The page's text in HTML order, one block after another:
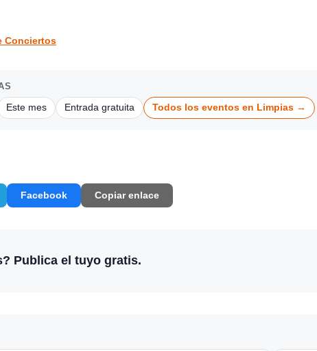
Conciertos
Este mes Entrada gratuita Todos los eventos en Limpias →
Facebook Copiar enlace
Publica el tuyo gratis.